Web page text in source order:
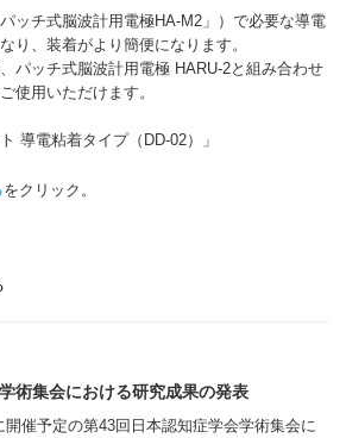
ッチ式脳波計用電極HA-M2」）で必要な導電
り、装着がより簡便になります。
パッチ式脳波計用電極 HARU-2と組み合わせ
使用いただけます。
導電粘着タイプ（DD-02）」
をクリック。
術集会における研究成果の発表
開催予定の第43回日本認知症学会学術集会に